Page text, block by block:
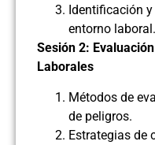
Identificación
entorno laboral.
Sesión 2:
Laborales
Métodos de
de peligros.
Estrategias de